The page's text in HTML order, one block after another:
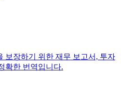
보장하기 위한 재무 보고서, 투자
확한 번역입니다.